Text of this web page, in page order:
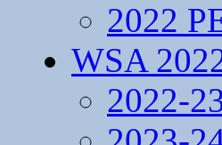
2022
WSA
2022-